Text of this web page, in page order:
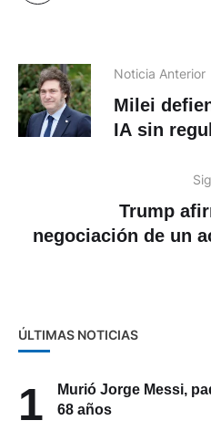
Noticia Anterior
Milei
IA sin
Trump
negociación de un
ÚLTIMAS NOTICIAS
1
Murió Jorge Messi,
68 años